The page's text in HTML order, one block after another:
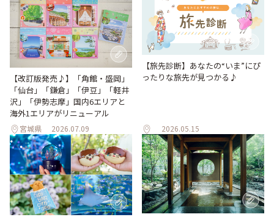
【改訂版発売♪】「角館・盛岡」
「仙台」「鎌倉」「伊豆」「軽井
沢」「伊勢志摩」国内6エリアと
海外1エリアがリニューアル
宮城県 2026.07.09
【旅先診断】あなたの“いま”にぴ
ったりな旅先が見つかる♪
2026.05.15